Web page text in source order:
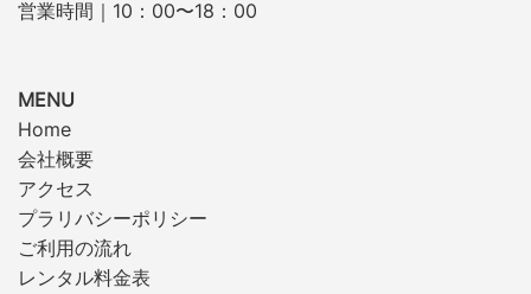
営業時間｜10：00〜18：00
MENU
Home
会社概要
アクセス
プラリバシーポリシー
ご利用の流れ
レンタル料金表